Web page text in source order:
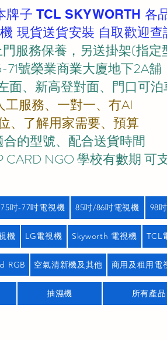
牌子 TCL SKYWORTH 各
現貨送貨安裝 自取歡迎查
服務保養，另送掛架(指定
號榮業商業大廈地下2A舖
面、新高登對面、門口可泊
工服務、一對一、冇AI
、了解用家需要、預算
的型號、配合送貨時間
NGO 學校有數期 可
75吋-77吋電視機 85吋/86吋電視機 98
機 LG電視機 Skyworth 電視機 TCL
RGB 空氣清新機及其他 商用及租用電
抽濕機 所有產品